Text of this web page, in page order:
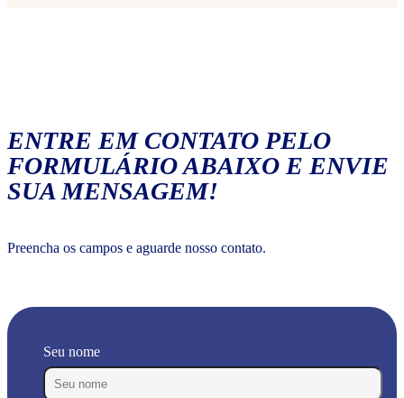
ENTRE EM CONTATO PELO
FORMULÁRIO ABAIXO E ENVIE
SUA MENSAGEM!
Preencha os campos e aguarde nosso contato.
Seu nome